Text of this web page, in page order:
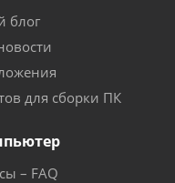
блог
для сборки ПК
– FAQ